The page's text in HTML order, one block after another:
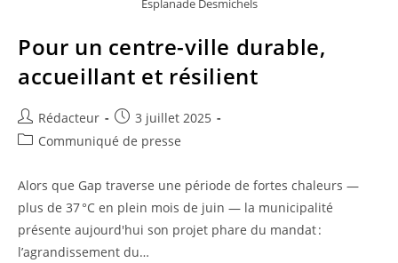
Esplanade Desmichels
Pour un centre-ville durable,
accueillant et résilient
Auteur/autrice
de
Rédacteur
Publication
publiée :
3 juillet 2025
PostCommuniqué de presse
Alors que Gap traverse une période de fortes chaleurs —
plus de 37 °C en plein mois de juin — la municipalité
présente aujourd'hui son projet phare du mandat :
l’agrandissement du…